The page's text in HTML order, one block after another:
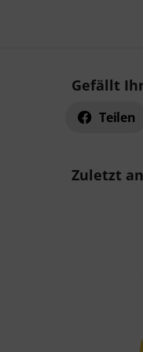
Gefällt
Teilen
Zuletzt